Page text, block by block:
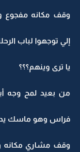
وقف مكانه مفجوع
إلي توجهوا لباب
يا ترى وينهم؟؟؟
من بعيد لمح وجه
فراس وهو ماسك يد
وقف مشاري مكانه